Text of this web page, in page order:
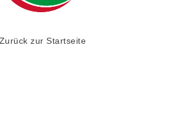
Zurück zur Startseite